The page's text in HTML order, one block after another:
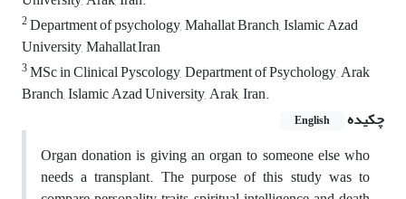
2Department of psychology, Mahallat Branch, Islamic Azad
University, Mahallat,Iran
3MSc in Clinical Pyscology, Department of Psychology, Arak
Branch, Islamic Azad University, Arak, Iran.
چکیده
English
Organ donation is giving an organ to someone else who
needs a transplant. The purpose of this study was to